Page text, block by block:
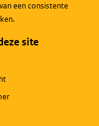
een consistente
site